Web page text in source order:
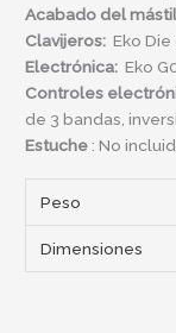
Acabado del
Clavijeros: Eko Die
Electrónica: Eko
Controles
de 3 bandas,
Estuche: No
Peso
Dimensiones